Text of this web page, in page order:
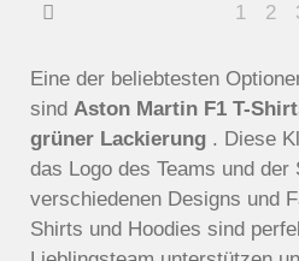
1 2
Eine der beliebtesten
sind Aston Martin F1 T-
grüner Lackierung . Diese
das Logo des Teams und
verschiedenen Designs und
Shirts und Hoodies sind